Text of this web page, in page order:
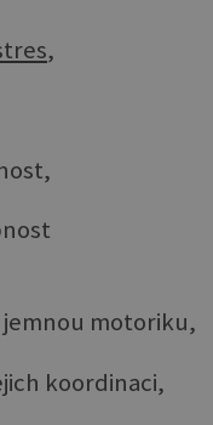
,
motoriku,
koordinaci,